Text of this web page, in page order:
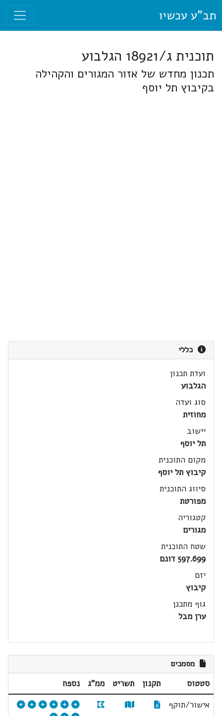
תב"ע עכשיו
תוכנית ג/18921 הגלבוע
תכנון מחדש של אזור המגורים והקהילה
בקיבוץ תל יוסף
כללי
ועדת תכנון
הגלבוע
סוג ועדה
מחוזית
יישוב
תל יוסף
מקום התוכנית
קיבוץ תל יוסף
סיווג התוכנית
מפורטת
קטגוריה
מגורים
שטח התוכנית
597.699 דונם
יזם
קיבוץ
גוף מתכנן
ערן מבל
מסמכים
סטטוס תקנון תשריט ממ"ג
נספח
אישור/תוקף